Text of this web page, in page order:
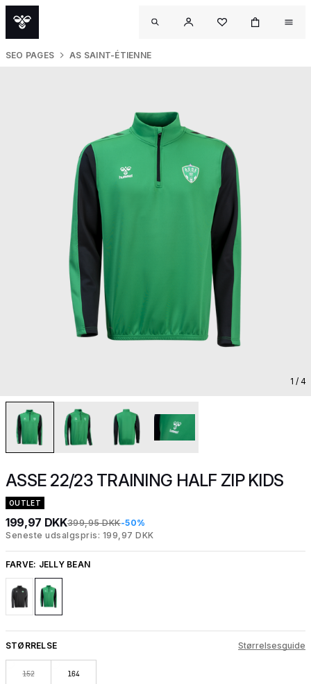
SEO PAGES AS SAINT-ÉTIENNE
1 / 4
ASSE 22/23 TRAINING HALF ZIP KIDS
OUTLET
199,97 DKK399,95 DKK-50%
Seneste udsalgspris: 199,97 DKK
FARVE: JELLY BEAN
STØRRELSE Størrelsesguide
152 164